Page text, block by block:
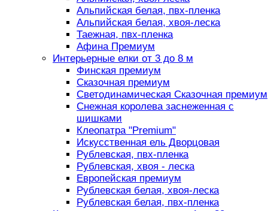
Альпийская белая, пвх-пленка
Альпийская белая, хвоя-леска
Таежная, пвх-пленка
Афина Премиум
Интерьерные елки от 3 до 8 м
Финская премиум
Сказочная премиум
Светодинамическая Сказочная премиум
Снежная королева заснеженная с
шишками
Клеопатра "Premium"
Искусственная ель Дворцовая
Рублевская, пвх-пленка
Рублевская, хвоя - леска
Европейская премиум
Рублевская белая, хвоя-леска
Рублевская белая, пвх-пленка